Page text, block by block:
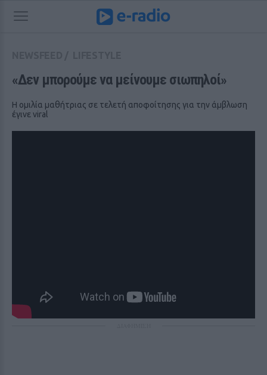
«Δεν μπορούμε να μείνουμε σιωπηλοί»
H ομιλία μαθήτριας σε τελετή αποφοίτησης για την άμβλωση
έγινε viral